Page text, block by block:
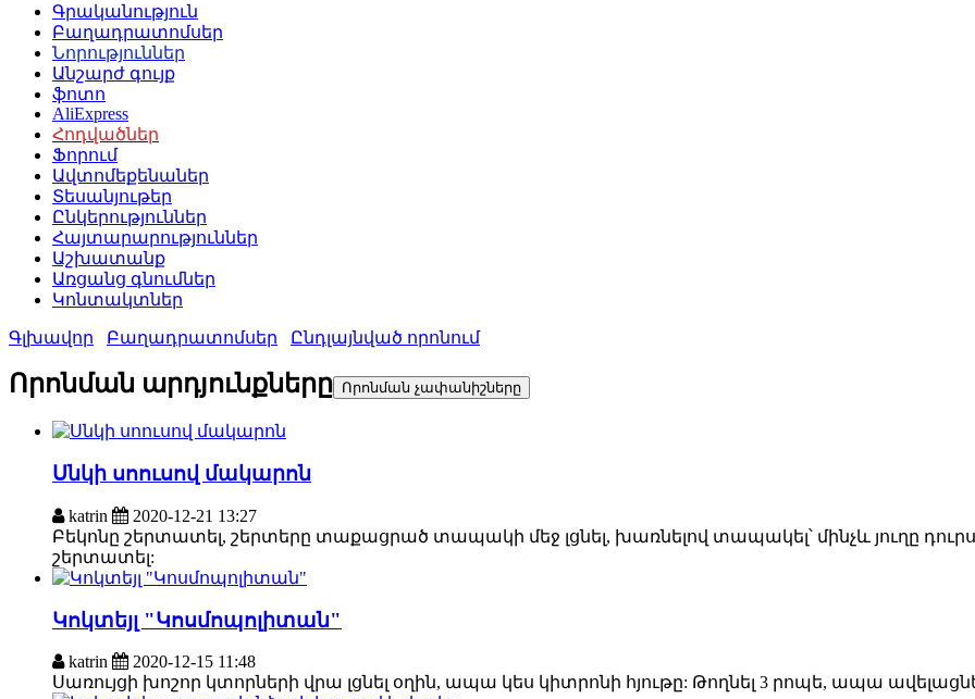
Գրականություն
Բաղադրատոմսեր
Նորություններ
Անշարժ գույք
ֆոտո
AliExpress
Հոդվածներ
Ֆորում
Ավտոմեքենաներ
Տեսանյութեր
Ընկերություններ
Հայտարարություններ
Աշխատանք
Առցանց գնումներ
Կոնտակտներ
Գլխավոր
Բաղադրատոմսեր Ընդլայնված որոնում
Որոնման արդյունքները
Սնկի սոուսով մակարոն
katrin
2020-12-21 13:27
Բեկոնը շերտատել, շերտերը տաքացրած տապակի մեջ լցնել, խառնելով տապակել՝ մինչև յուղը
շերտատել:
Կոկտեյլ "Կոսմոպոլիտան"
katrin
2020-12-15 11:48
Սառույցի խոշոր կտորների վրա լցնել օղին, ապա կես կիտրոնի հյութը: Թողնել 3 րոպե, ապա